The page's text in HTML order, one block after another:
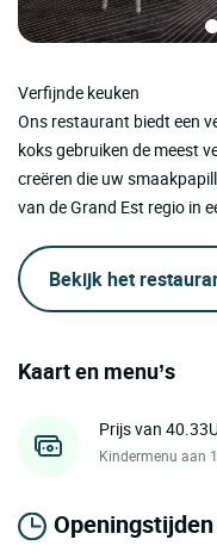
Verfijnde keuken
Ons restaurant biedt een
koks gebruiken de meest
creëren die uw
van de Grand Est regio in
Bekijk het
Kaart en menu’s
Prijs van
Kindermenu aan